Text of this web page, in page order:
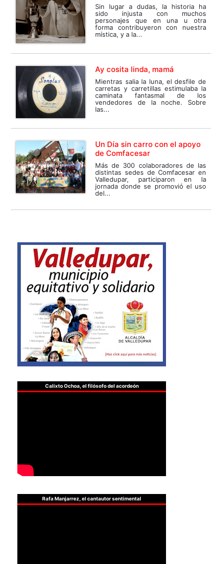
Sin lugar a dudas, la historia ha
sido injusta con muchos
personajes que en una u otra
forma contribuyeron con nuestra
mística, y a la...
Ay cosita linda, mamá
Mientras salia la luna, el desfile de
carretas y carretillas estimulaba la
caminata fantasmal de los
vendedores de la noche. Sobre
las...
Un Día sin carro con el apoyo
de Comfacesar
Más de 300 colaboradores de las
distintas sedes de Comfacesar en
Valledupar, participaron en la
jornada donde se promovió el uso
del...
Calixto Ochoa, el filósofo del acordeón
Rafa Manjarrez, el cantautor sentimental